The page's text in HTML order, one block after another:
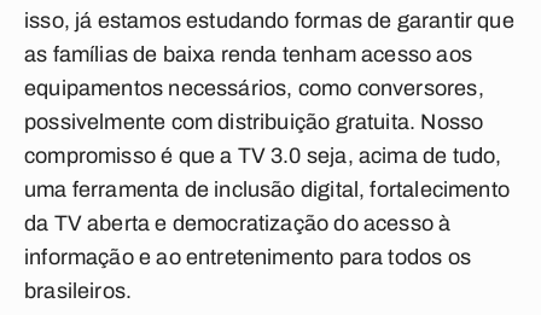
isso, já estamos estudando formas de garantir que
as famílias de baixa renda tenham acesso aos
equipamentos necessários, como conversores,
possivelmente com distribuição gratuita. Nosso
compromisso é que a TV 3.0 seja, acima de tudo,
uma ferramenta de inclusão digital, fortalecimento
da TV aberta e democratização do acesso à
informação e ao entretenimento para todos os
brasileiros.